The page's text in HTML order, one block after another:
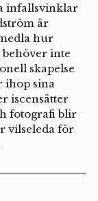
infallsvinklar
är
hur
behöver inte
skapelse
ihop sina
iscensätter
fotografi blir
vilseleda för